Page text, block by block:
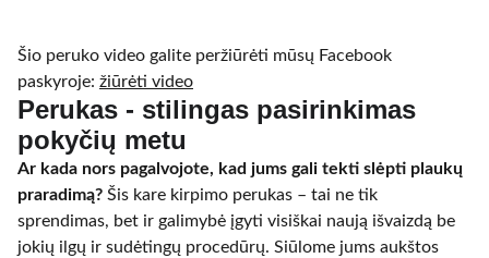
Šio peruko video galite peržiūrėti mūsų Facebook
paskyroje: žiūrėti video
Perukas - stilingas pasirinkimas
pokyčių metu
Ar kada nors pagalvojote, kad jums gali tekti slėpti plaukų
praradimą? Šis kare kirpimo perukas – tai ne tik
sprendimas, bet ir galimybė įgyti visiškai naują išvaizdą be
jokių ilgų ir sudėtingų procedūrų. Siūlome jums aukštos